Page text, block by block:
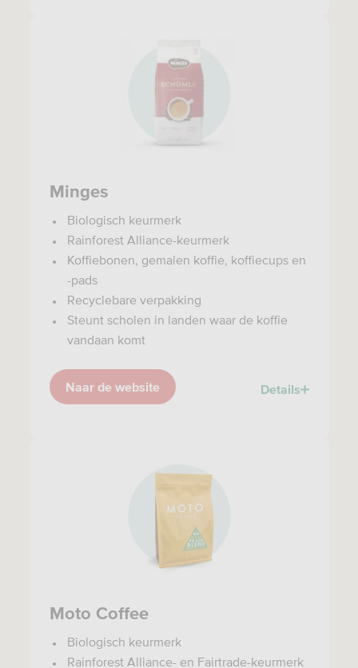
Minges
Biologisch keurmerk
Rainforest Alliance-keurmerk
Koffiebonen, gemalen koffie, koffiecups en
-pads
Recyclebare verpakking
Steunt scholen in landen waar de koffie
vandaan komt
Naar de website Details
Moto Coffee
Biologisch keurmerk
Rainforest Alliance- en Fairtrade-keurmerk